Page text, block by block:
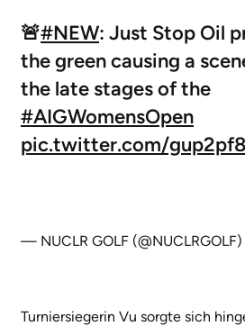
🚨#NEW: Just Stop Oil
the green causing a
the late stages of the
#AIGWomensOpen
pic.twitter.com/
— NUCLR GOLF (@NUCLRGOLF)
Turniersiegerin Vu sorgte sich